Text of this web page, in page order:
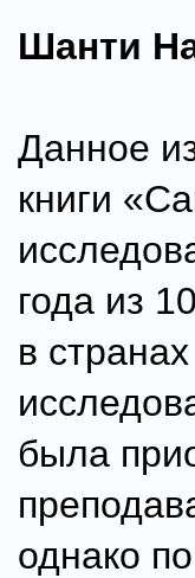
Шанти
Данное
книги
года из
в
была
однако